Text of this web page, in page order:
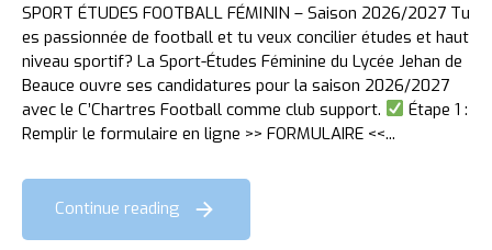
SPORT ÉTUDES FOOTBALL FÉMININ – Saison 2026/2027 Tu
es passionnée de football et tu veux concilier études et haut
niveau sportif? La Sport-Études Féminine du Lycée Jehan de
Beauce ouvre ses candidatures pour la saison 2026/2027
avec le C’Chartres Football comme club support.
Étape 1 :
Remplir le formulaire en ligne >> FORMULAIRE <<...
Continue reading